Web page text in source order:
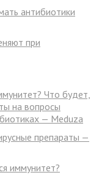
антибиотики
при
Что будет,
на вопросы
— Meduza
препараты —
иммунитет?